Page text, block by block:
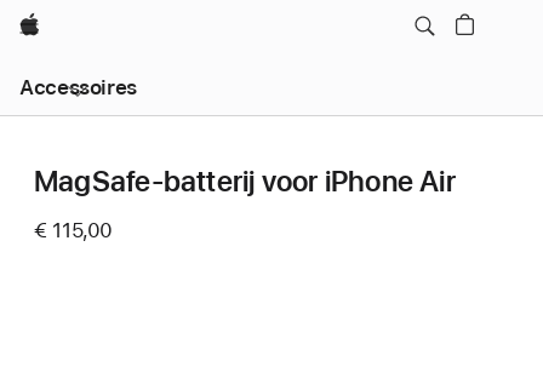
Apple
Accessoires
Nav
Open
MagSafe-batterij voor iPhone Air
€ 115,00